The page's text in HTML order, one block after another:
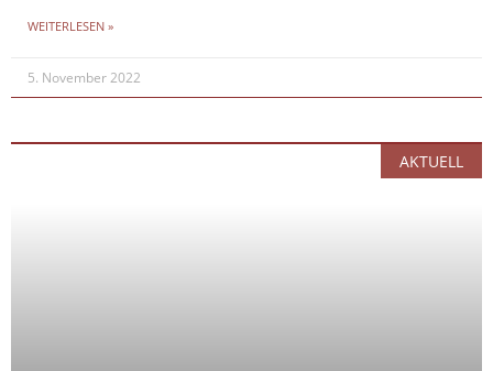
WEITERLESEN »
5. November 2022
AKTUELL